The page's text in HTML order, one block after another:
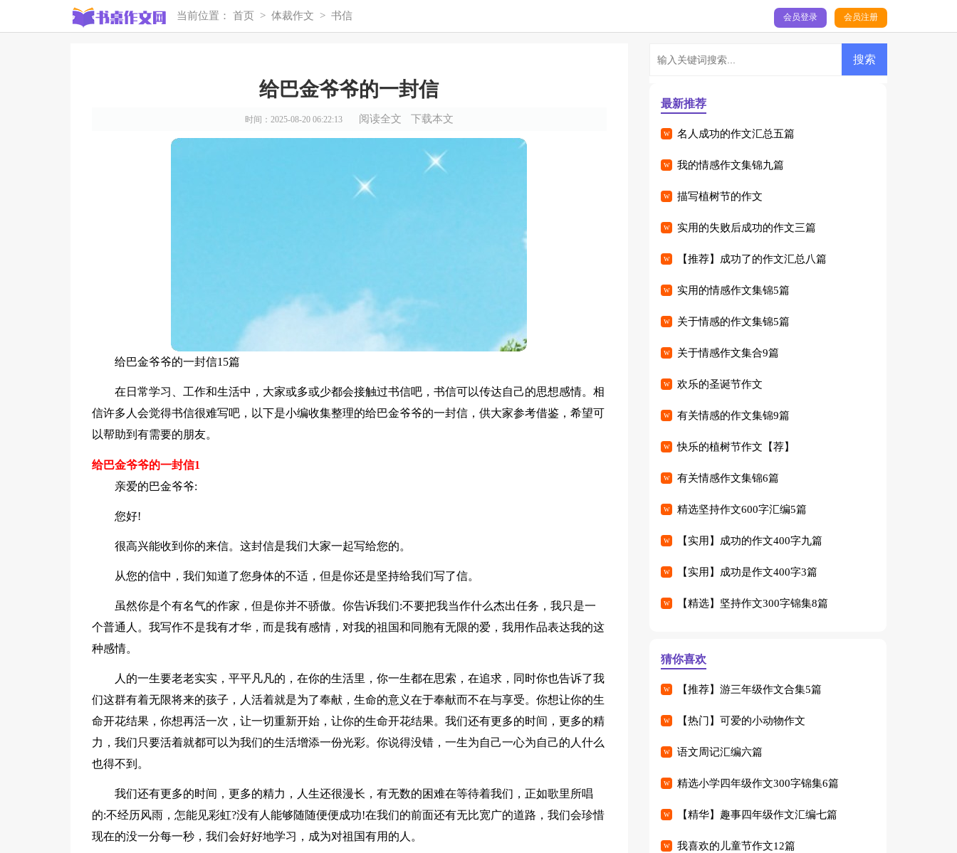
当前位置： 首页 > 体裁作文 > 书信 会员登录 会员注册
给巴金爷爷的一封信
时间：2025-08-20 06:22:13 阅读全文 下载本文
给巴金爷爷的一封信15篇
在日常学习、工作和生活中，大家或多或少都会接触过书信吧，书信可以传达自己的思想感情。相
信许多人会觉得书信很难写吧，以下是小编收集整理的给巴金爷爷的一封信，供大家参考借鉴，希望可
以帮助到有需要的朋友。
给巴金爷爷的一封信1
亲爱的巴金爷爷:
您好!
很高兴能收到你的来信。这封信是我们大家一起写给您的。
从您的信中，我们知道了您身体的不适，但是你还是坚持给我们写了信。
虽然你是个有名气的作家，但是你并不骄傲。你告诉我们:不要把我当作什么杰出任务，我只是一
个普通人。我写作不是我有才华，而是我有感情，对我的祖国和同胞有无限的爱，我用作品表达我的这
种感情。
人的一生要老老实实，平平凡凡的，在你的生活里，你一生都在思索，在追求，同时你也告诉了我
们这群有着无限将来的孩子，人活着就是为了奉献，生命的意义在于奉献而不在与享受。你想让你的生
命开花结果，你想再活一次，让一切重新开始，让你的生命开花结果。我们还有更多的时间，更多的精
力，我们只要活着就都可以为我们的生活增添一份光彩。你说得没错，一生为自己一心为自己的人什么
也得不到。
我们还有更多的时间，更多的精力，人生还很漫长，有无数的困难在等待着我们，正如歌里所唱
的:不经历风雨，怎能见彩虹?没有人能够随随便便成功!在我们的前面还有无比宽广的道路，我们会珍惜
现在的没一分每一秒，我们会好好地学习，成为对祖国有用的人。
最新推荐
名人成功的作文汇总五篇
我的情感作文集锦九篇
描写植树节的作文
实用的失败后成功的作文三篇
【推荐】成功了的作文汇总八篇
实用的情感作文集锦5篇
关于情感的作文集锦5篇
关于情感作文集合9篇
欢乐的圣诞节作文
有关情感的作文集锦9篇
快乐的植树节作文【荐】
有关情感作文集锦6篇
精选坚持作文600字汇编5篇
【实用】成功的作文400字九篇
【实用】成功是作文400字3篇
【精选】坚持作文300字锦集8篇
猜你喜欢
【推荐】游三年级作文合集5篇
【热门】可爱的小动物作文
语文周记汇编六篇
精选小学四年级作文300字锦集6篇
【精华】趣事四年级作文汇编七篇
我喜欢的儿童节作文12篇